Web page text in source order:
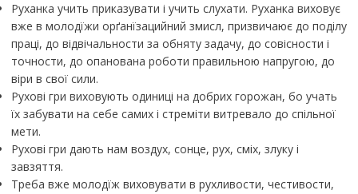
Руханка учить приказувати і учить слухати. Руханка виховує
вже в молодїжи орґанїзацийний змисл, призвичаює до поділу
праці, до відвічальности за обняту задачу, до совісности і
точности, до опанована роботи правильною напругою, до
віри в свої сили.
Рухові гри виховують одиниці на добрих горожан, бо учать
їх забувати на себе самих і стреміти витревало до спільної
мети.
Рухові гри дають нам воздух, сонце, рух, сміх, злуку і
завзяття.
Треба вже молодїж виховувати в рухливости, честивости,